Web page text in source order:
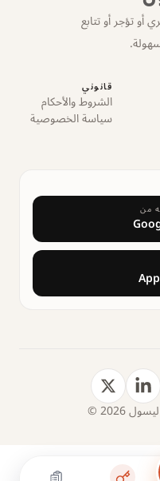
تؤجر أو تتابع
قانوني
الشروط والأحكام
سياسة الخصوصية
من
2026 ©